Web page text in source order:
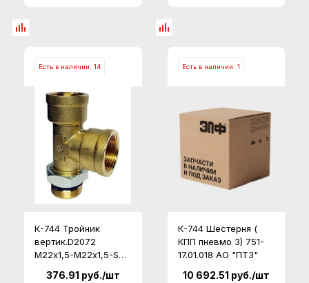
Есть в наличии: 14
К-744 Тройник
вертик.D2072
М22х1,5-М22х1,5-S
376.91 руб./шт
Есть в наличии: 1
К-744 Шестерня (
КПП пневмо 3) 751-
17.01.018 АО "ПТЗ"
10 692.51 руб./шт